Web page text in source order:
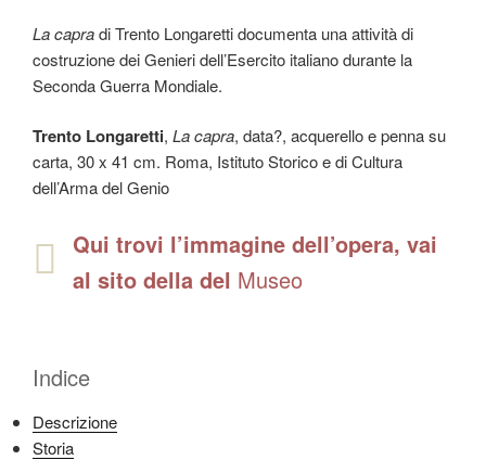
La capradi Trento Longaretti documenta una attività di
costruzione dei Genieri dell’Esercito italiano durante la
Seconda Guerra Mondiale.
Trento Longaretti, La capra, data?, acquerello e penna su
carta, 30 x 41 cm. Roma, Istituto Storico e di Cultura
dell’Arma del Genio
Qui trovi l’immagine dell’opera, vai
al sito della del Museo
Indice
Descrizione
Storia